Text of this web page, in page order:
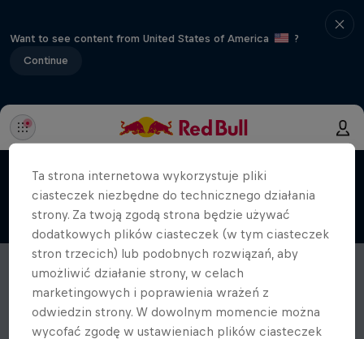
Want to see content from United States of America
?
Continue
Ta strona internetowa wykorzystuje pliki
ciasteczek niezbędne do technicznego działania
strony. Za twoją zgodą strona będzie używać
dodatkowych plików ciasteczek (w tym ciasteczek
stron trzecich) lub podobnych rozwiązań, aby
umożliwić działanie strony, w celach
marketingowych i poprawienia wrażeń z
odwiedzin strony. W dowolnym momencie można
wycofać zgodę w ustawieniach plików ciasteczek